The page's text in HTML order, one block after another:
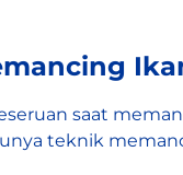
saat
teknik